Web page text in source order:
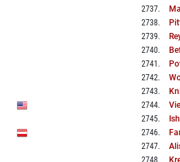
2737.
2738.
2739.
2740.
2741 .
2742.
2743.
2744.
2745.
2746.
2747.
2748.